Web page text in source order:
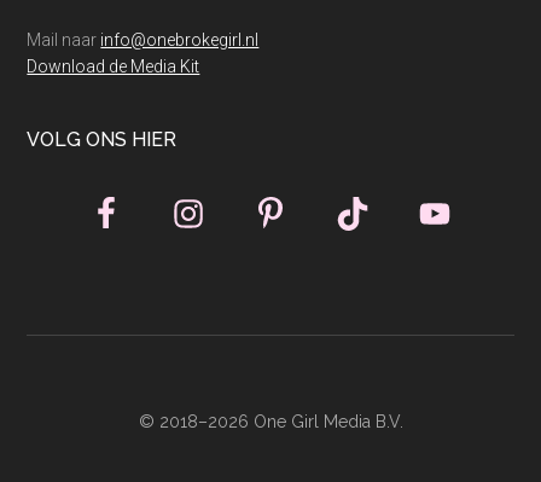
Mail naar info@onebrokegirl.nl
Download de Media Kit
VOLG ONS HIER
© 2018–2026 One Girl Media B.V.